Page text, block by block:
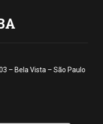
– Bela Vista – São Paulo